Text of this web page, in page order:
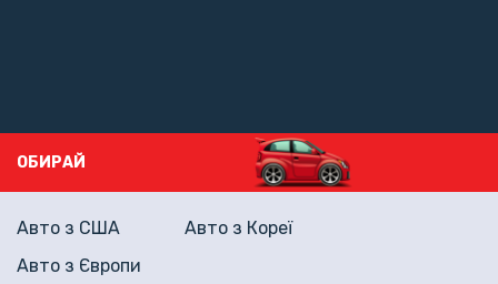
ОБИРАЙ
Авто з США
Авто з Кореї
Авто з Європи